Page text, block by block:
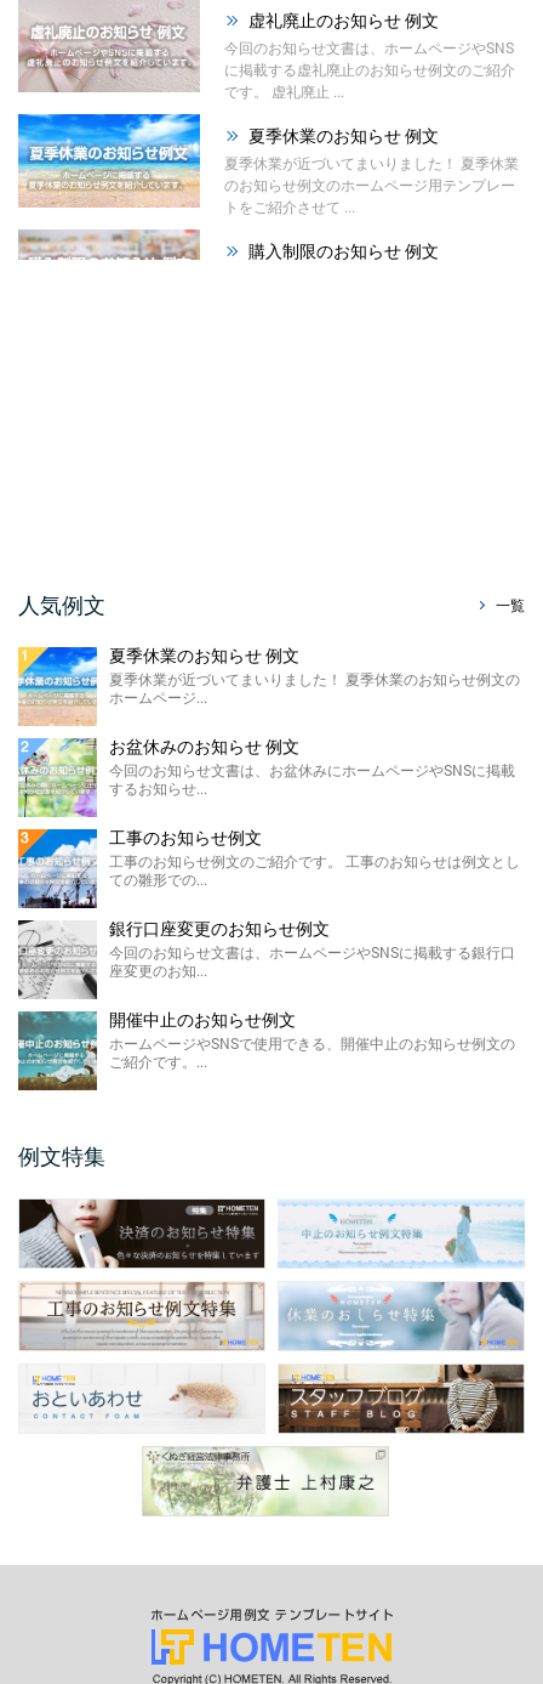
虚礼廃止のお知らせ 例文
今回のお知らせ文書は、ホームページやSNS
に掲載する虚礼廃止のお知らせ例文のご紹介
です。 虚礼廃止 ...
夏季休業のお知らせ 例文
夏季休業が近づいてまいりました！ 夏季休業
のお知らせ例文のホームページ用テンプレー
トをご紹介させて ...
購入制限のお知らせ 例文
する販売休止のお知らせテンプレートのご紹
介です。 こちらに ...
ホームページやSNSに掲載する製造終了のお
知らせ例文のご紹介です。 材料の高騰や需要
の低下による製 ...
価格改定のお知らせ例文
今回のお知らせ文書は、ホームページに掲載
FAX廃止のお知らせ 例 ...
るペーパ ...
メールアドレス変更のお知 ...
保護者説明会のご案内例文のご紹介です。 保
護者説明会のご案内例文は、小学校、中学
校、高校などの学校 ...
仕様変更のお知らせ 例文
仕様変更のお知らせ例文のご紹介です。 会社
やお店、ショップと業種は問わず商品、製品
商品表示変更のお知らせ ...
商品表示変更のお知らせ例文のご紹介です。
商品や製品のパッケージや商品の印刷物、各
...
口座振替のお知らせ 例文
に掲載する口座振替のお知らせ例文のご紹介
サービス終了のお知らせ例 ...
今回のお知らせ文書は、ホームページやSNS
人気例文 一覧
夏季休業のお知らせ 例文
夏季休業が近づいてまいりました！ 夏季休業のお知らせ例文の
ホームページ...
お盆休みのお知らせ 例文
今回のお知らせ文書は、お盆休みにホームページやSNSに掲載
するお知らせ...
工事のお知らせ例文
工事のお知らせ例文のご紹介です。 工事のお知らせは例文とし
ての雛形での...
銀行口座変更のお知らせ例文
今回のお知らせ文書は、ホームページやSNSに掲載する銀行口
座変更のお知...
開催中止のお知らせ例文
ホームページやSNSで使用できる、開催中止のお知らせ例文の
ご紹介です。...
例文特集